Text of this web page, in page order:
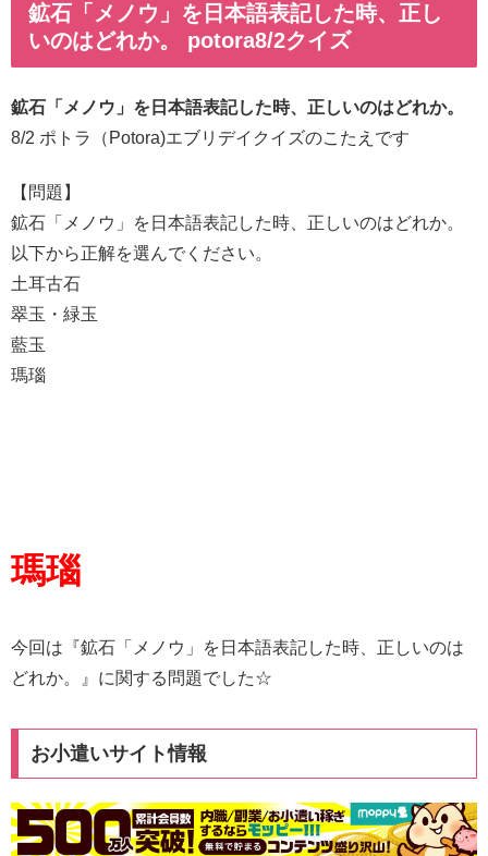
鉱石「メノウ」を日本語表記した時、正し
いのはどれか。 potora8/2クイズ
鉱石「メノウ」を日本語表記した時、正しいのはどれか。
8/2 ポトラ（Potora)エブリデイクイズのこたえです
【問題】
鉱石「メノウ」を日本語表記した時、正しいのはどれか。
以下から正解を選んでください。
土耳古石
翠玉・緑玉
藍玉
瑪瑙
瑪瑙
今回は『鉱石「メノウ」を日本語表記した時、正しいのは
どれか。』に関する問題でした☆
お小遣いサイト情報